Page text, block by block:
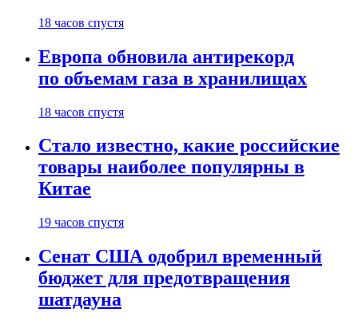
18 часов спустя
Европа обновила антирекорд
по объемам газа в хранилищах
18 часов спустя
Стало известно, какие российские
товары наиболее популярны в
Китае
19 часов спустя
Сенат США одобрил временный
бюджет для предотвращения
шатдауна